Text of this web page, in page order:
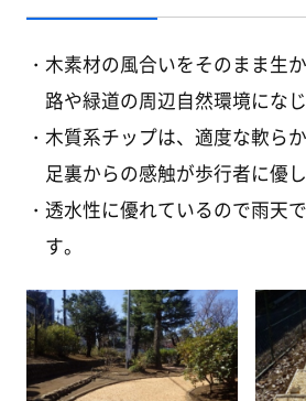
木素材の風合いをそのまま生
路や緑道の周辺自然環境になじ
木質系チップは、適度な軟ら
足裏からの感触が歩行者に優
透水性に優れているので雨天
す。